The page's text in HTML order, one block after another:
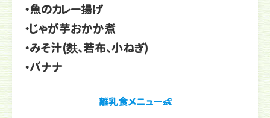
・魚のカレー揚げ
・じゃが芋おかか煮
・みそ汁(麩、若布、小ねぎ)
・バナナ
離乳食メニュー👶